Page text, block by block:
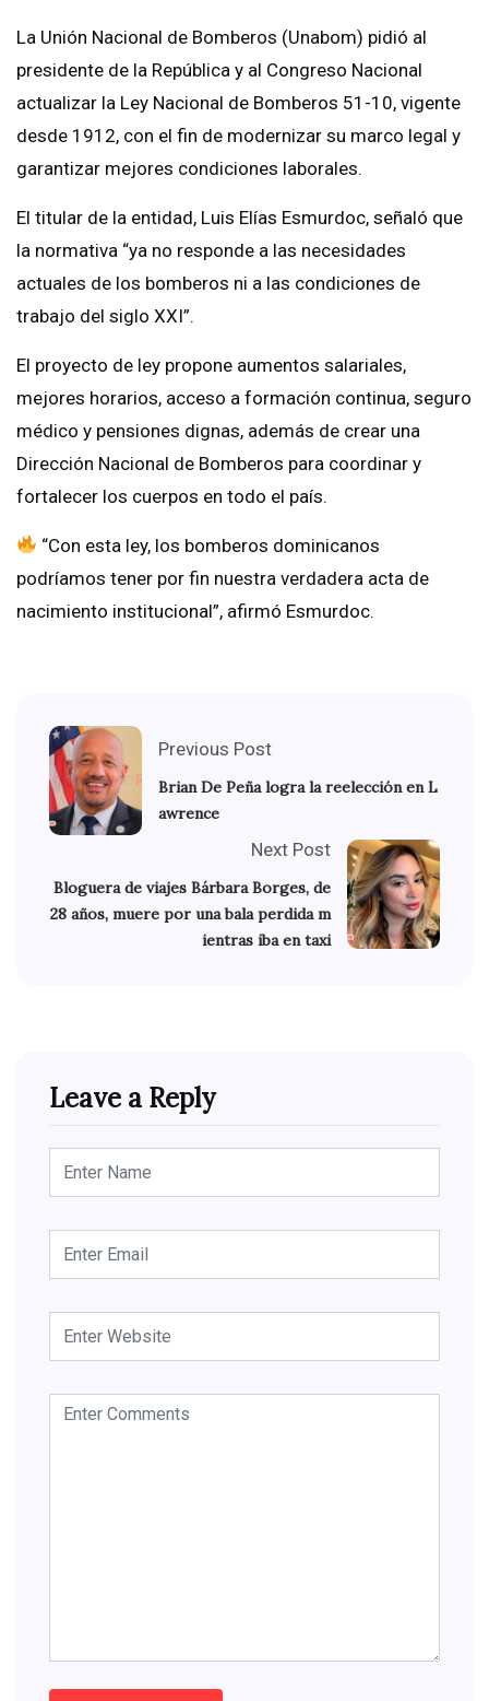
La Unión Nacional de Bomberos (Unabom) pidió al
presidente de la República y al Congreso Nacional
actualizar la Ley Nacional de Bomberos 51-10, vigente
desde 1912, con el fin de modernizar su marco legal y
garantizar mejores condiciones laborales.
El titular de la entidad, Luis Elías Esmurdoc, señaló que
la normativa “ya no responde a las necesidades
actuales de los bomberos ni a las condiciones de
trabajo del siglo XXI”.
El proyecto de ley propone aumentos salariales,
mejores horarios, acceso a formación continua, seguro
médico y pensiones dignas, además de crear una
Dirección Nacional de Bomberos para coordinar y
fortalecer los cuerpos en todo el país.
“Con esta ley, los bomberos dominicanos
podríamos tener por fin nuestra verdadera acta de
nacimiento institucional”, afirmó Esmurdoc.
Previous Post
Brian De Peña logra la reelección en L
awrence
Next Post
Bloguera de viajes Bárbara Borges, de
28 años, muere por una bala perdida m
ientras iba en taxi
Leave a Reply